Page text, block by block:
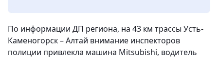
По информации ДП региона, на 43 км трассы Усть-
Каменогорск – Алтай внимание инспекторов
полиции привлекла машина Мitsubishi, водитель